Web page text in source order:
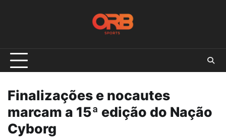
Finalizações e nocautes
marcam a 15ª edição do Nação
Cyborg